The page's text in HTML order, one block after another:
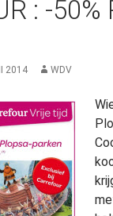
: -50%
2014 WDV